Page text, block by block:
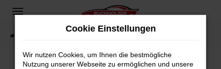
Zum
springen
Fahrzeugsuche
Cookie Einstellungen
Wir nutzen Cookies, um Ihnen die bestmögliche
Nutzung unserer Webseite zu ermöglichen und unsere